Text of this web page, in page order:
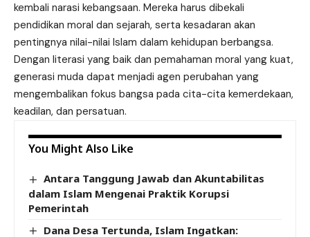
kembali narasi kebangsaan. Mereka harus dibekali
pendidikan moral dan sejarah, serta kesadaran akan
pentingnya nilai-nilai Islam dalam kehidupan berbangsa.
Dengan literasi yang baik dan pemahaman moral yang kuat,
generasi muda dapat menjadi agen perubahan yang
mengembalikan fokus bangsa pada cita-cita kemerdekaan,
keadilan, dan persatuan.
You Might Also Like
Antara Tanggung Jawab dan Akuntabilitas
dalam Islam Mengenai Praktik Korupsi
Pemerintah
Dana Desa Tertunda, Islam Ingatkan: